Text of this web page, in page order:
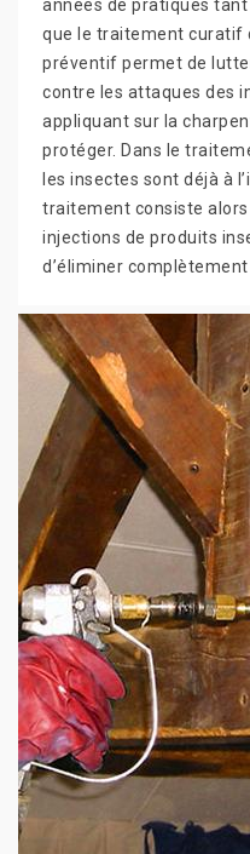
années de pratiques
que le traitement curatif
préventif permet de
contre les attaques des
appliquant sur la
protéger. Dans le
les insectes sont déjà à
traitement consiste
injections de produits
d’éliminer